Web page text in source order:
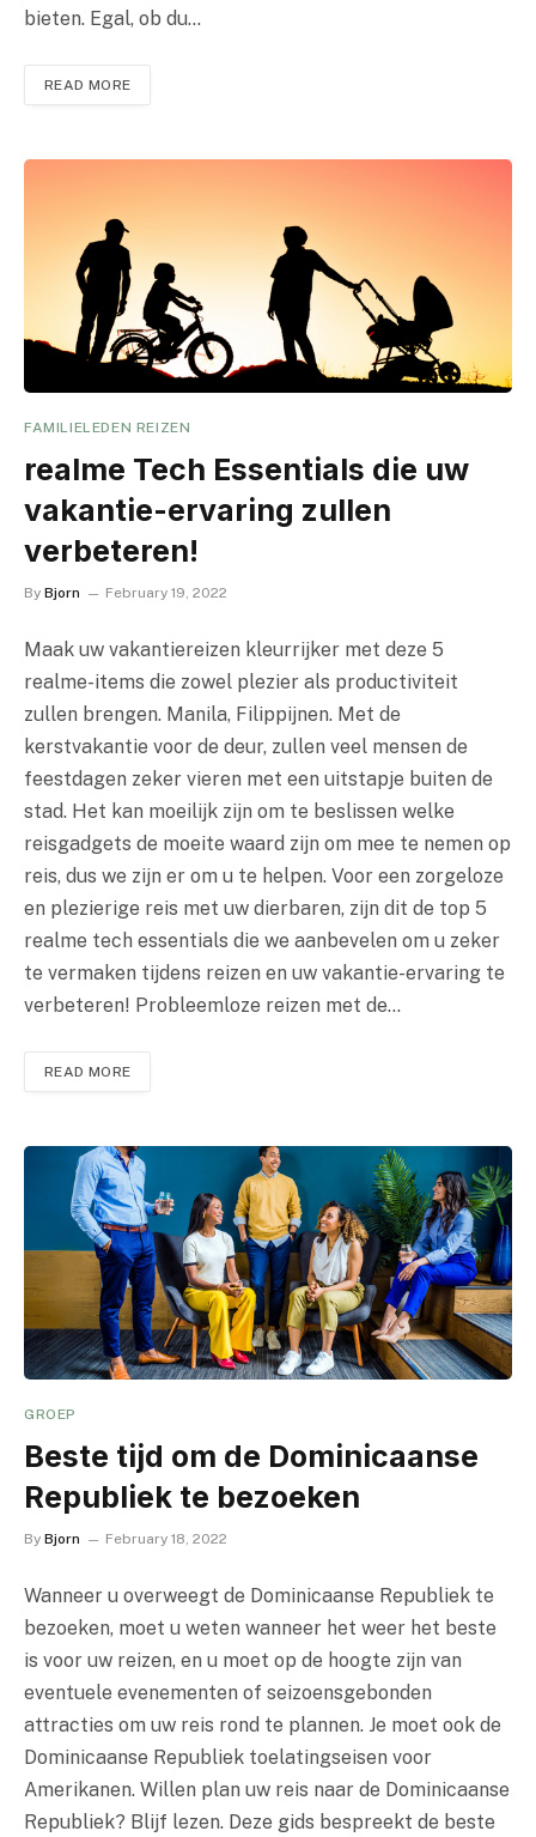
bieten. Egal, ob du…
READ MORE
FAMILIELEDEN REIZEN
realme Tech Essentials die uw
vakantie-ervaring zullen
verbeteren!
By Bjorn February 19, 2022
Maak uw vakantiereizen kleurrijker met deze 5
realme-items die zowel plezier als productiviteit
zullen brengen. Manila, Filippijnen. Met de
kerstvakantie voor de deur, zullen veel mensen de
feestdagen zeker vieren met een uitstapje buiten de
stad. Het kan moeilijk zijn om te beslissen welke
reisgadgets de moeite waard zijn om mee te nemen op
reis, dus we zijn er om u te helpen. Voor een zorgeloze
en plezierige reis met uw dierbaren, zijn dit de top 5
realme tech essentials die we aanbevelen om u zeker
te vermaken tijdens reizen en uw vakantie-ervaring te
verbeteren! Probleemloze reizen met de…
READ MORE
GROEP
Beste tijd om de Dominicaanse
Republiek te bezoeken
By Bjorn February 18, 2022
Wanneer u overweegt de Dominicaanse Republiek te
bezoeken, moet u weten wanneer het weer het beste
is voor uw reizen, en u moet op de hoogte zijn van
eventuele evenementen of seizoensgebonden
attracties om uw reis rond te plannen. Je moet ook de
Dominicaanse Republiek toelatingseisen voor
Amerikanen. Willen plan uw reis naar de Dominicaanse
Republiek? Blijf lezen. Deze gids bespreekt de beste